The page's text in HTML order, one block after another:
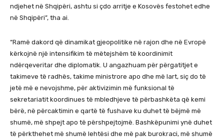
ndjehet në Shqipëri, ashtu si çdo arritje e Kosovës festohet edhe
në Shqipëri”, tha ai.
“Ramë dakord që dinamikat gjeopolitike në rajon dhe në Evropë
kërkojnë një intensifikim të mëtejshëm të koordinimit
ndërqeveritar dhe diplomatik. U angazhuam për përgatitjet e
takimeve të radhës, takime ministrore apo dhe më lart, siç do të
jetë më e nevojshme, për aktivizimin më funksional të
sekretariatit koordinues të mbledhjeve të përbashkëta që kemi
bërë, në përcaktimin e qartë të fushave ku duhet të bëjmë më
shumë, më shpejt apo të përshpejtojmë. Bashkëpunimi ynë duhet
të përkthehet më shumë lehtësi dhe më pak burokraci, më shumë